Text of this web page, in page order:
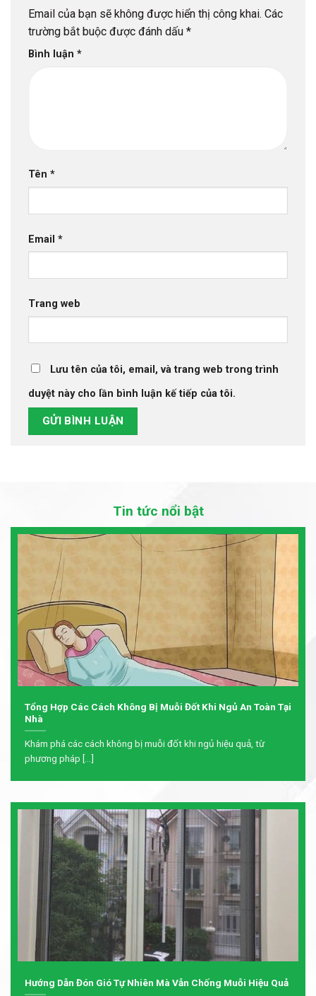
Email của bạn sẽ không được hiển thị công khai. Các
trường bắt buộc được đánh dấu *
Bình luận *
Tên *
Email *
Trang web
Lưu tên của tôi, email, và trang web trong trình
duyệt này cho lần bình luận kế tiếp của tôi.
Tin tức nổi bật
Tổng Hợp Các Cách Không Bị Muỗi Đốt Khi Ngủ An Toàn Tại
Nhà
Khám phá các cách không bị muỗi đốt khi ngủ hiệu quả, từ
phương pháp [...]
Hướng Dẫn Đón Gió Tự Nhiên Mà Vẫn Chống Muỗi Hiệu Quả